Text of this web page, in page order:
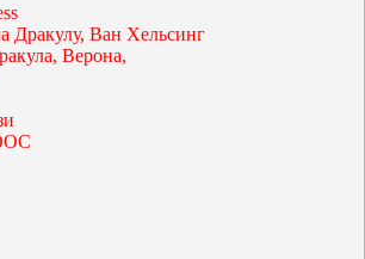
Дракулу, Ван Хельсинг
Верона,